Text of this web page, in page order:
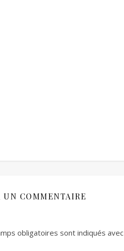
UN COMMENTAIRE
obligatoires sont indiqués avec